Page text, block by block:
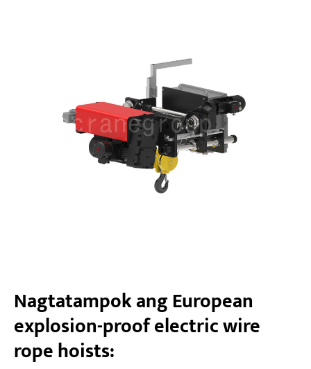
Nagtatampok ang European
explosion-proof electric wire
rope hoists: